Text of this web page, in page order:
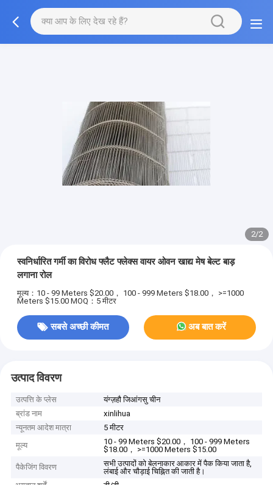
2/2
स्वनिर्धारित गर्मी का विरोध फ्लैट फ्लेक्स वायर ओवन खाद्य मेष बेल्ट बाड़
लगाना रोल
मूल्य：10 - 99 Meters $20.00， 100 - 999 Meters $18.00， >=1000
Meters $15.00 MOQ：5 मीटर
सबसे अच्छी कीमत अब बात करें
उत्पाद विवरण
उत्पत्ति के प्लेस
यंग्ज़हौ जिआंगसु चीन
ब्रांड नाम
xinlihua
न्यूनतम आदेश मात्रा
5 मीटर
मूल्य
10 - 99 Meters $20.00， 100 - 999 Meters
$18.00， >=1000 Meters $15.00
पैकेजिंग विवरण
सभी उत्पादों को बेलनाकार आकार में पैक किया जाता है,
लंबाई और चौड़ाई चिह्नित की जाती है।